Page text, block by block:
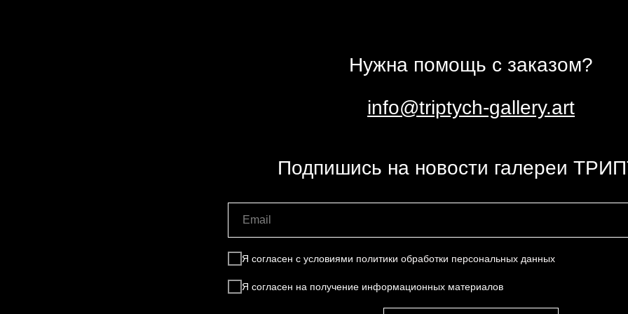
Нужна помощь с заказом?
info@triptych-gallery.art
Подпишись на новости галереи
Я согласен с условиями политики обработки персональных данных
Я согласен на получение информационных материалов